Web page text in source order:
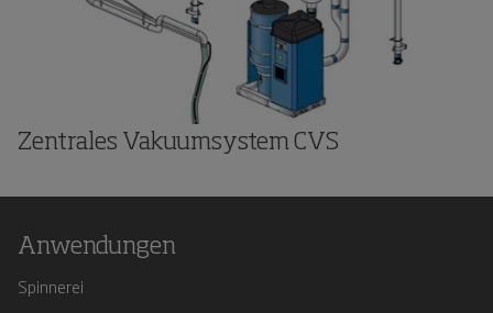
Zentrales Vakuumsystem CVS
Anwendungen
Spinnerei